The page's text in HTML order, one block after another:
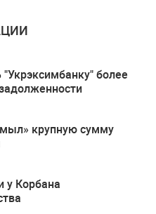
более
крупную сумму
у Корбана